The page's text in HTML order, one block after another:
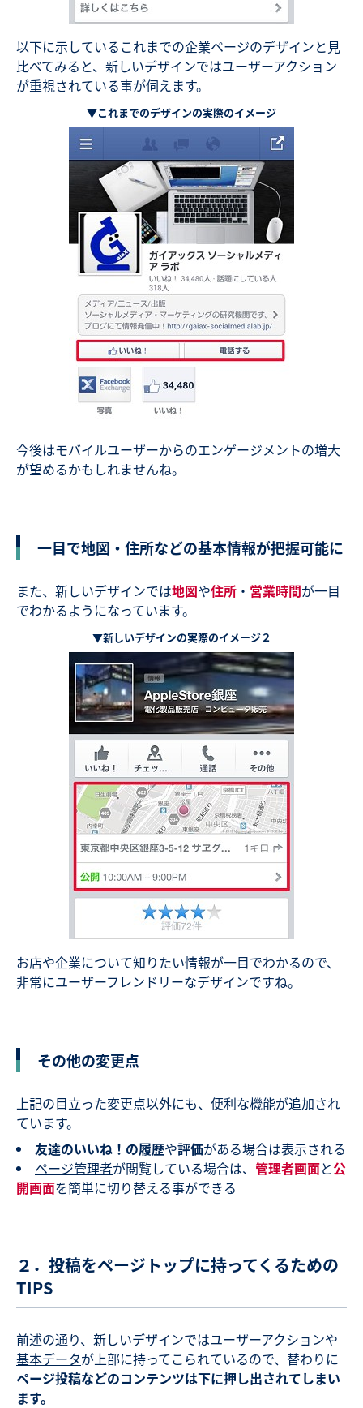
以下に示しているこれまでの企業ページのデザインと見
比べてみると、新しいデザインではユーザーアクション
が重視されている事が伺えます。
▼これまでのデザインの実際のイメージ
今後はモバイルユーザーからのエンゲージメントの増大
が望めるかもしれませんね。
一目で地図・住所などの基本情報が把握可能に
また、新しいデザインでは地図や住所 ・ 営業時間が一目
でわかるようになっています。
▼新しいデザインの実際のイメージ２
お店や企業について知りたい情報が一目でわかるので、
非常にユーザーフレンドリーなデザインですね。
その他の変更点
上記の目立った変更点以外にも、便利な機能が追加され
ています。
友達のいいね！の履歴や評価がある場合は表示される
ページ管理者が閲覧している場合は、 管理者画面と公
開画面を簡単に切り替える事ができる
２．投稿をページトップに持ってくるための
TIPS
前述の通り、新しいデザインではユーザーアクションや
基本データが上部に持ってこられているので、替わりに
ページ投稿などのコンテンツは下に押し出されてしまい
ます。